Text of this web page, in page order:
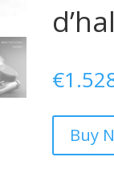
€
Buy